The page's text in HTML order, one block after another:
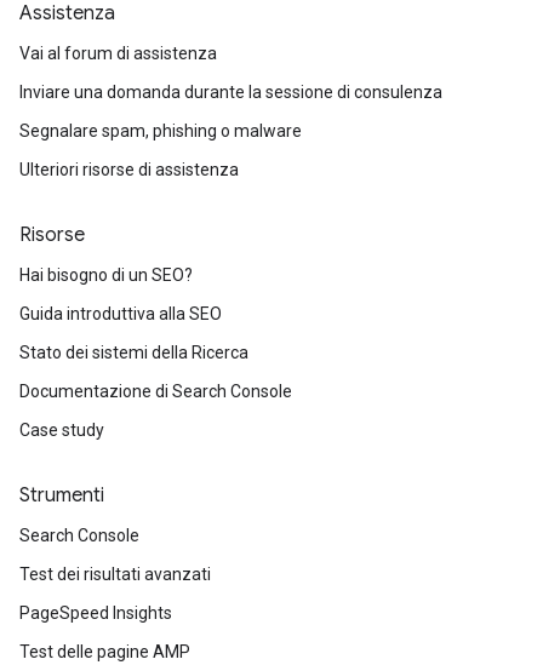
Assistenza
Vai al forum di assistenza
Inviare una domanda durante la sessione di consulenza
Segnalare spam, phishing o malware
Ulteriori risorse di assistenza
Risorse
Hai bisogno di un SEO?
Guida introduttiva alla SEO
Stato dei sistemi della Ricerca
Documentazione di Search Console
Case study
Strumenti
Search Console
Test dei risultati avanzati
PageSpeed Insights
Test delle pagine AMP